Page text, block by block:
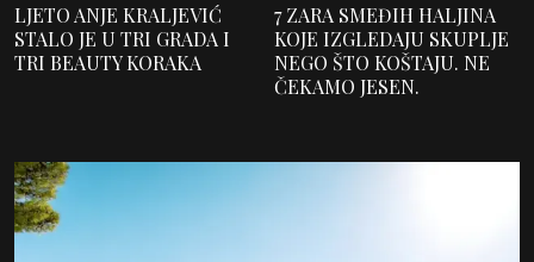
LJETO ANJE KRALJEVIĆ
STALO JE U TRI GRADA I
TRI BEAUTY KORAKA
7 ZARA SMEĐIH HALJINA
KOJE IZGLEDAJU SKUPLJE
NEGO ŠTO KOŠTAJU. NE
ČEKAMO JESEN.